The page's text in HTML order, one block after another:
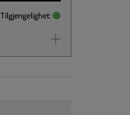
Tilgjengelighet: